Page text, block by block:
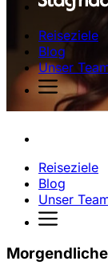
Reiseziele
Blog
Unser
Reiseziele
Blog
Unser